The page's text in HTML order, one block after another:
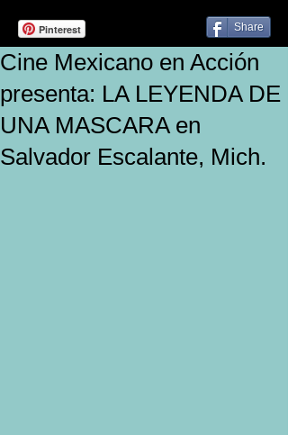
Pinterest Share
Cine Mexicano en Acción
presenta: LA LEYENDA DE
UNA MASCARA en
Salvador Escalante, Mich.